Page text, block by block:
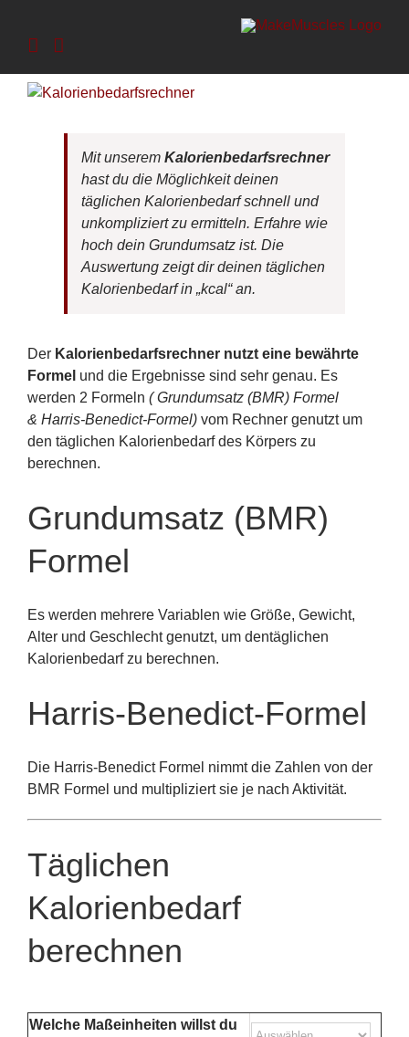
springen
Mit unserem Kalorienbedarfsrechner
hast du die Möglichkeit deinen
täglichen Kalorienbedarf schnell und
unkompliziert zu ermitteln. Erfahre wie
hoch dein Grundumsatz ist. Die
Auswertung zeigt dir deinen täglichen
Kalorienbedarf in „kcal“ an.
Der Kalorienbedarfsrechner nutzt eine bewährte
Formel und die Ergebnisse sind sehr genau. Es
werden 2 Formeln ( Grundumsatz (BMR) Formel
& Harris-Benedict-Formel) vom Rechner genutzt um
den täglichen Kalorienbedarf des Körpers zu
berechnen.
Grundumsatz (BMR)
Formel
Es werden mehrere Variablen wie Größe, Gewicht,
Alter und Geschlecht genutzt, um dentäglichen
Kalorienbedarf zu berechnen.
Harris-Benedict-Formel
Die Harris-Benedict Formel nimmt die Zahlen von der
BMR Formel und multipliziert sie je nach Aktivität.
Täglichen
Kalorienbedarf
berechnen
Welche Maßeinheiten willst du